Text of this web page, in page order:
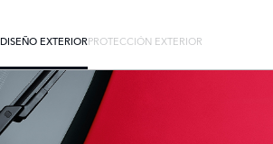
DISEÑO EXTERIORPROTECCIÓN EXTERIOR